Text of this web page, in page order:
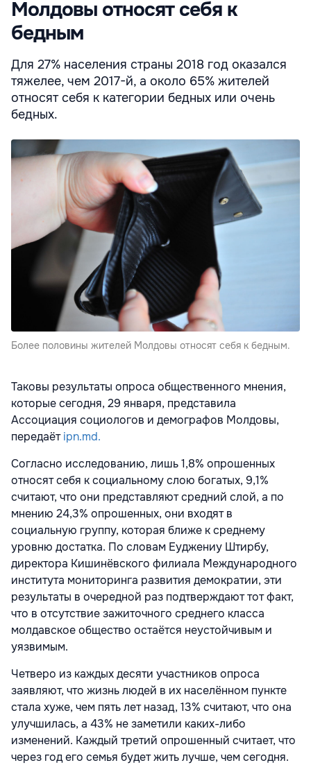
Молдовы относят себя к
бедным
Для 27% населения страны 2018 год оказался
тяжелее, чем 2017-й, а около 65% жителей
относят себя к категории бедных или очень
бедных.
Более половины жителей Молдовы относят себя к бедным.
Таковы результаты опроса общественного мнения,
которые сегодня, 29 января, представила
Ассоциация социологов и демографов Молдовы,
передаётipn.md.
Согласно исследованию, лишь 1,8% опрошенных
относят себя к социальному слою богатых, 9,1%
считают, что они представляют средний слой, а по
мнению 24,3% опрошенных, они входят в
социальную группу, которая ближе к среднему
уровню достатка. По словам Еуджениу Штирбу,
директора Кишинёвского филиала Международного
института мониторинга развития демократии, эти
результаты в очередной раз подтверждают тот факт,
что в отсутствие зажиточного среднего класса
молдавское общество остаётся неустойчивым и
уязвимым.
Четверо из каждых десяти участников опроса
заявляют, что жизнь людей в их населённом пункте
стала хуже, чем пять лет назад, 13% считают, что она
улучшилась, а 43% не заметили каких-либо
изменений. Каждый третий опрошенный считает, что
через год его семья будет жить лучше, чем сегодня.